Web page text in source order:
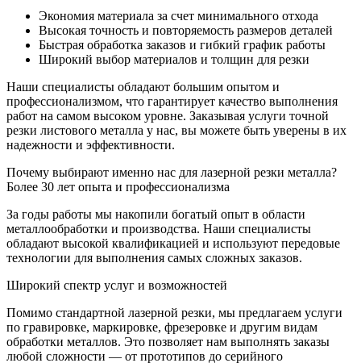
Экономия материала за счет минимального отхода
Высокая точность и повторяемость размеров деталей
Быстрая обработка заказов и гибкий график работы
Широкий выбор материалов и толщин для резки
Наши специалисты обладают большим опытом и
профессионализмом, что гарантирует качество выполнения
работ на самом высоком уровне. Заказывая услуги точной
резки листового металла у нас, вы можете быть уверены в их
надежности и эффективности.
Почему выбирают именно нас для лазерной резки металла?
Более 30 лет опыта и профессионализма
За годы работы мы накопили богатый опыт в области
металлообработки и производства. Наши специалисты
обладают высокой квалификацией и используют передовые
технологии для выполнения самых сложных заказов.
Широкий спектр услуг и возможностей
Помимо стандартной лазерной резки, мы предлагаем услуги
по гравировке, маркировке, фрезеровке и другим видам
обработки металлов. Это позволяет нам выполнять заказы
любой сложности — от прототипов до серийного